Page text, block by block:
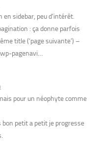
en sidebar, peu d’intérêt.
: ça donne parfois
title (‘page suivante’) –
wp-pagenavi…
pour un néophyte comme
bon petit a petit je progresse